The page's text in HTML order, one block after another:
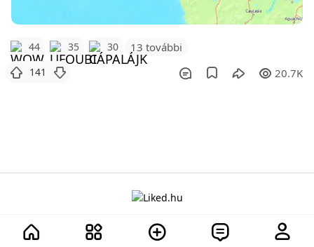
44 35 30 13 további
141 20.7K
A projektről Adatvédelem Szabályzat